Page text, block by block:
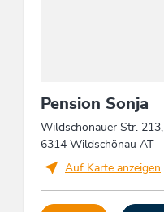
Pension Sonja
Wildschönauer Str. 213,
6314 Wildschönau AT
Auf Karte anzeigen